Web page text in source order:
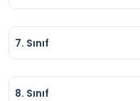
7. Sınıf
8. Sınıf